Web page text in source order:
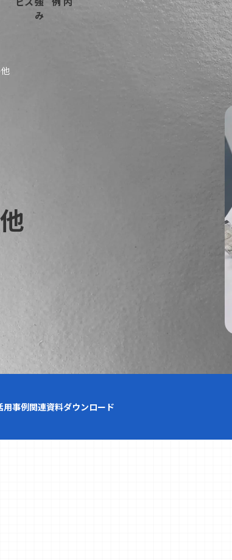
み
contact
用事例関連資料ダウンロード